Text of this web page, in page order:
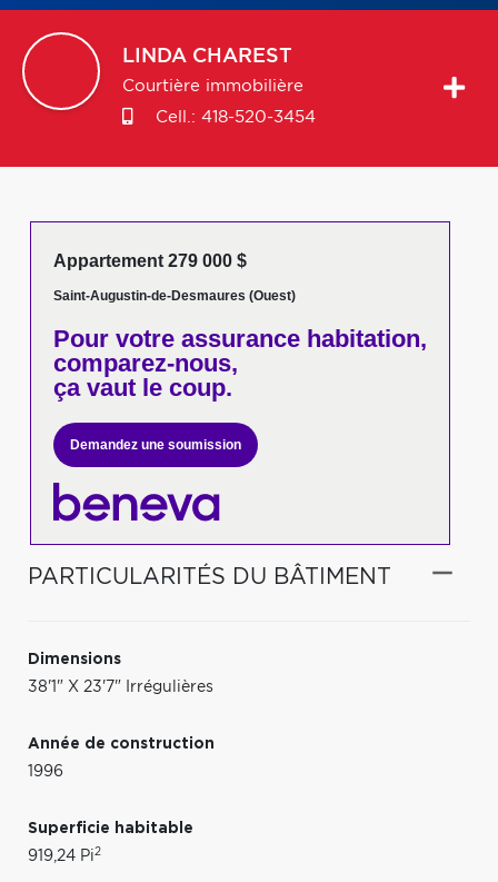
LINDA CHAREST
Courtière immobilière
Cell.: 418-520-3454
Appartement 279 000 $
Saint-Augustin-de-Desmaures (Ouest)
Pour votreassurance habitation,
comparez-nous,
ça vaut le coup.
Demandez une soumission
PARTICULARITÉS DU BÂTIMENT
Dimensions
38'1" X 23'7" Irrégulières
Année de construction
1996
Superficie habitable
919,24 Pi2